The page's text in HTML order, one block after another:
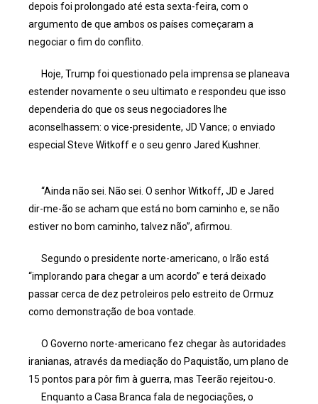
depois foi prolongado até esta sexta-feira, com o
argumento de que ambos os países começaram a
negociar o fim do conflito.
Hoje, Trump foi questionado pela imprensa se planeava
estender novamente o seu ultimato e respondeu que isso
dependeria do que os seus negociadores lhe
aconselhassem: o vice-presidente, JD Vance; o enviado
especial Steve Witkoff e o seu genro Jared Kushner.
“Ainda não sei. Não sei. O senhor Witkoff, JD e Jared
dir-me-ão se acham que está no bom caminho e, se não
estiver no bom caminho, talvez não”, afirmou.
Segundo o presidente norte-americano, o Irão está
“implorando para chegar a um acordo” e terá deixado
passar cerca de dez petroleiros pelo estreito de Ormuz
como demonstração de boa vontade.
O Governo norte-americano fez chegar às autoridades
iranianas, através da mediação do Paquistão, um plano de
15 pontos para pôr fim à guerra, mas Teerão rejeitou-o.
Enquanto a Casa Branca fala de negociações, o